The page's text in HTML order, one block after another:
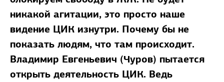
никакой агитации, это просто наше
видение ЦИК изнутри. Почему бы не
показать людям, что там происходит.
Владимир Евгеньевич (Чуров) пытается
открыть деятельность ЦИК. Ведь